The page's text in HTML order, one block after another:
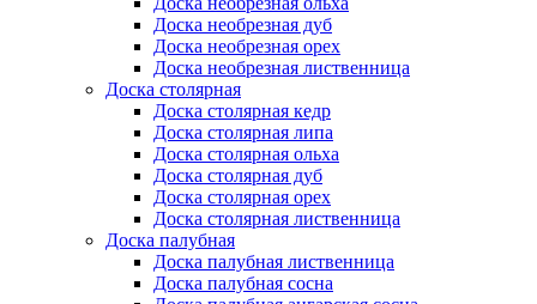
Доска необрезная дуб
Доска необрезная орех
Доска необрезная лиственница
Доска столярная
Доска столярная кедр
Доска столярная липа
Доска столярная ольха
Доска столярная дуб
Доска столярная орех
Доска столярная лиственница
Доска палубная
Доска палубная лиственница
Доска палубная сосна